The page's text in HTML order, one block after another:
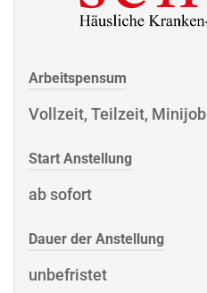
Arbeitspensum
Vollzeit, Teilzeit, Minijob
Start Anstellung
ab sofort
Dauer der Anstellung
unbefristet